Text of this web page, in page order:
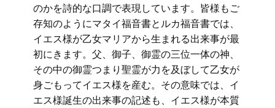
のかを詩的な口調で表現しています。皆様もご
存知のようにマタイ福音書とルカ福音書では、
イエス様が乙女マリアから生まれる出来事が最
初にきます。父、御子、御霊の三位一体の神、
その中の御霊つまり聖霊が力を及ぼして乙女が
身ごもってイエス様を産む。その意味では、イ
エス様誕生の出来事の記述も、イエス様が本質